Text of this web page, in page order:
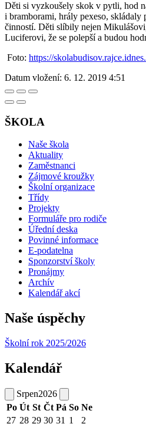
Děti si vyzkoušely skok v pytli, hod
i bramborami, hrály pexeso, skládaly
činností. Děti slíbily nejen
Luciferovi, že se polepší a budou
Foto: https://
Datum vložení: 6. 12. 2019 4:51
ŠKOLA
Naše škola
Aktuality
Zaměstnanci
Zájmové kroužky
Školní organizace
Třídy
Projekty
Formuláře pro rodiče
Úřední deska
Povinné informace
E-podatelna
Sponzorství školy
Pronájmy
Archív
Kalendář akcí
Naše úspěchy
Školní rok 2025/2026
Kalendář
Srpen2026
Po Út St Čt Pá So Ne
27 28 29 30 31 1
2